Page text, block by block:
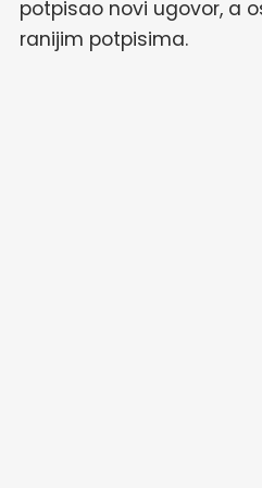
potpisao novi ugovor, a
ranijim potpisima.